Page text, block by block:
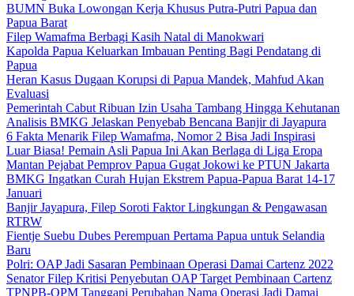
BUMN Buka Lowongan Kerja Khusus Putra-Putri Papua dan
Papua Barat
Filep Wamafma Berbagi Kasih Natal di Manokwari
Kapolda Papua Keluarkan Imbauan Penting Bagi Pendatang di
Papua
Heran Kasus Dugaan Korupsi di Papua Mandek, Mahfud Akan
Evaluasi
Pemerintah Cabut Ribuan Izin Usaha Tambang Hingga Kehutanan
Analisis BMKG Jelaskan Penyebab Bencana Banjir di Jayapura
6 Fakta Menarik Filep Wamafma, Nomor 2 Bisa Jadi Inspirasi
Luar Biasa! Pemain Asli Papua Ini Akan Berlaga di Liga Eropa
Mantan Pejabat Pemprov Papua Gugat Jokowi ke PTUN Jakarta
BMKG Ingatkan Curah Hujan Ekstrem Papua-Papua Barat 14-17
Januari
Banjir Jayapura, Filep Soroti Faktor Lingkungan & Pengawasan
RTRW
Fientje Suebu Dubes Perempuan Pertama Papua untuk Selandia
Baru
Polri: OAP Jadi Sasaran Pembinaan Operasi Damai Cartenz 2022
Senator Filep Kritisi Penyebutan OAP Target Pembinaan Cartenz
TPNPB-OPM Tanggapi Perubahan Nama Operasi Jadi Damai